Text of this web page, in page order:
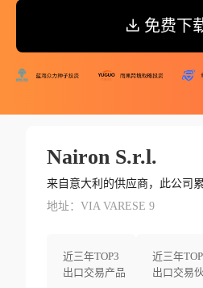
免费下
Nairon S.r.l.
来自意大利的供应商，此公司
地址：VIA VARESE 9
近三年TOP3
出口交易产品
近三年
出口交易